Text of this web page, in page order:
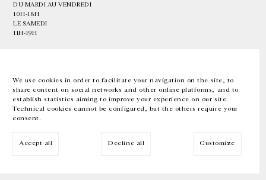
We use cookies in order to facilitate your navigation on the site, to
share content on social networks and other online platforms, and to
establish statistics aiming to improve your experience on our site.
Technical cookies cannot be configured, but the others require your
consent.
Accept all Decline all Customize
DU MARDI AU VENDREDI
10H-18H
LE SAMEDI
11H-19H
EN FR 中文 Facebook Instagram
Inscrivez-vous à notre newsletter